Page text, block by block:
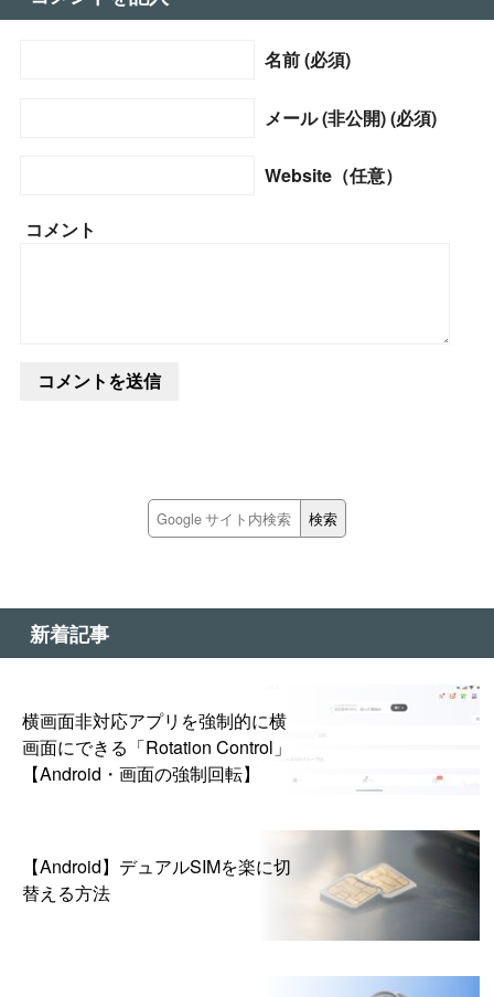
名前 (必須)
メール (非公開) (必須)
Website（任意）
コメント
新着記事
横画面非対応アプリを強制的に横
画面にできる「Rotation Control」
【Android・画面の強制回転】
【Android】デュアルSIMを楽に切
替える方法